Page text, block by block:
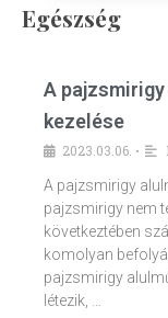
Egészség
A
kezelése
2023.03.06. •
A pajzsmirigy
pajzsmirigy nem
következtében
komolyan
pajzsmirigy
létezik, …